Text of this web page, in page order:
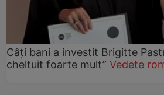
Câți bani a investit Brigitte
cheltuit foarte mult” Vedete